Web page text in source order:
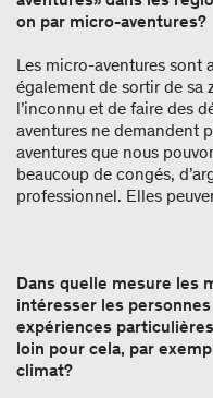
on par micro-aventures?
Les micro-aventures sont
également de sortir de sa
l’inconnu et de faire des
aventures ne demandent
aventures que nous
beaucoup de congés,
professionnel. Elles
Dans quelle mesure les
intéresser les
expériences
loin pour cela, par
climat?